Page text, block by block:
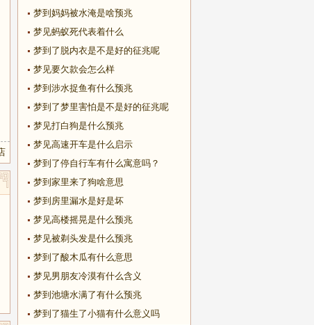
梦到妈妈被水淹是啥预兆
梦见蚂蚁死代表着什么
梦到了脱内衣是不是好的征兆呢
梦见要欠款会怎么样
梦到涉水捉鱼有什么预兆
梦到了梦里害怕是不是好的征兆呢
梦见打白狗是什么预兆
梦见高速开车是什么启示
梦到了停自行车有什么寓意吗？
梦到家里来了狗啥意思
梦到房里漏水是好是坏
梦见高楼摇晃是什么预兆
梦见被剃头发是什么预兆
梦到了酸木瓜有什么意思
梦见男朋友冷漠有什么含义
梦到池塘水满了有什么预兆
梦到了猫生了小猫有什么意义吗